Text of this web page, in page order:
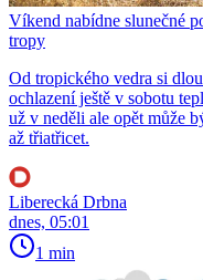
Víkend nabídne slunečné
tropy
Od tropického vedra si
ochlazení ještě v sobotu
už v neděli ale opět může
až třiatřicet.
Liberecká Drbna
dnes, 05:01
1 min